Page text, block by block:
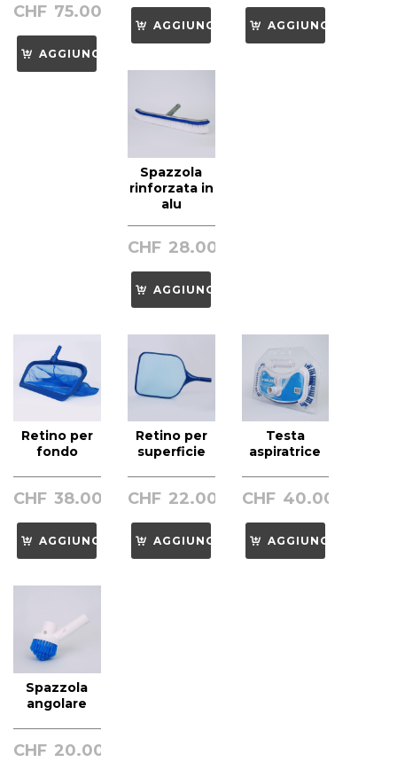
CHF 75.00
AGGIUNGI
AGGIUNGI AGGIUNGI
Spazzola
rinforzata in
alu
CHF 28.00
AGGIUNGI
Retino per
fondo
CHF 38.00
AGGIUNGI
Retino per
superficie
CHF 22.00
AGGIUNGI
Testa
aspiratrice
CHF 40.00
AGGIUNGI
Spazzola
angolare
CHF 20.00